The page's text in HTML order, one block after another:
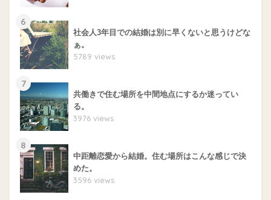
6
社会人3年目での結婚は別に早くないと思うけどな
ぁ。
5789 views
7
共働きで住む場所を中間地点にするか迷ってい
る。
3976 views
8
中距離恋愛から結婚。住む場所はこんな感じで決
めた。
3596 views